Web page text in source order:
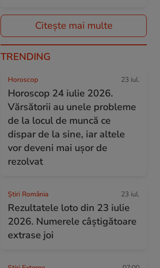
Citește mai multe
TRENDING
Horoscop 23 iul.
Horoscop 24 iulie 2026.
Vărsătorii au unele probleme
de la locul de muncă ce
dispar de la sine, iar altele
vor deveni mai ușor de
rezolvat
Știri România 23 iul.
Rezultatele loto din 23 iulie
2026. Numerele câștigătoare
extrase joi